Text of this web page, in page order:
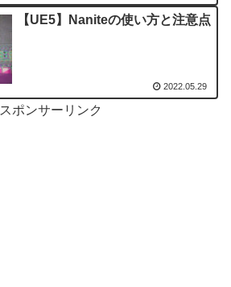
【UE5】Naniteの使い方と注意点
2022.05.29
スポンサーリンク